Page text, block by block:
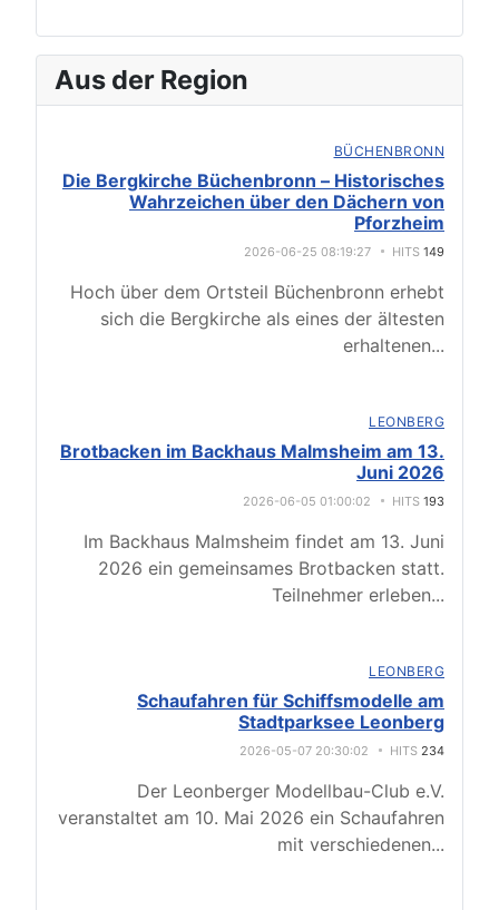
Aus der Region
BÜCHENBRONN
Die Bergkirche Büchenbronn – Historisches
Wahrzeichen über den Dächern von
Pforzheim
2026-06-25 08:19:27 HITS 149
Hoch über dem Ortsteil Büchenbronn erhebt
sich die Bergkirche als eines der ältesten
erhaltenen...
LEONBERG
Brotbacken im Backhaus Malmsheim am 13.
Juni 2026
2026-06-05 01:00:02 HITS 193
Im Backhaus Malmsheim findet am 13. Juni
2026 ein gemeinsames Brotbacken statt.
Teilnehmer erleben...
LEONBERG
Schaufahren für Schiffsmodelle am
Stadtparksee Leonberg
2026-05-07 20:30:02 HITS 234
Der Leonberger Modellbau-Club e.V.
veranstaltet am 10. Mai 2026 ein Schaufahren
mit verschiedenen...